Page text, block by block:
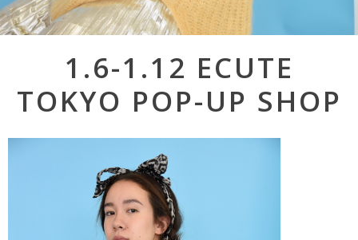
1.6-1.12 ECUTE
TOKYO POP-UP SHOP
navigation